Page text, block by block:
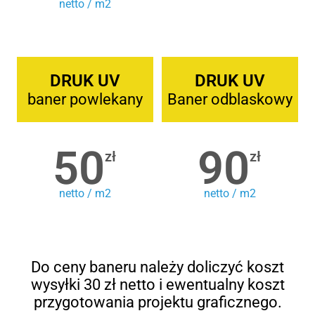
netto / m2
DRUK UV
baner powlekany
50zł
netto / m2
DRUK UV
Baner odblaskowy
90zł
netto / m2
Do ceny baneru należy doliczyć koszt
wysyłki 30 zł netto i ewentualny koszt
przygotowania projektu graficznego.